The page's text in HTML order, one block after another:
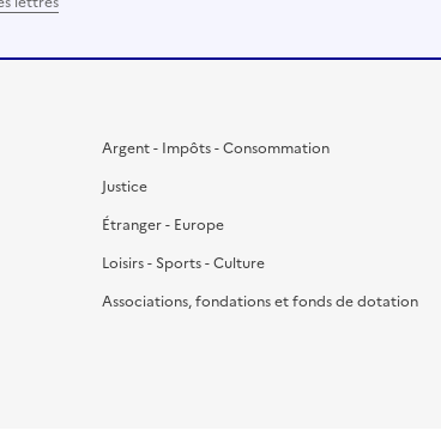
Argent - Impôts - Consommation
Justice
Étranger - Europe
Loisirs - Sports - Culture
Associations, fondations et fonds de dotation